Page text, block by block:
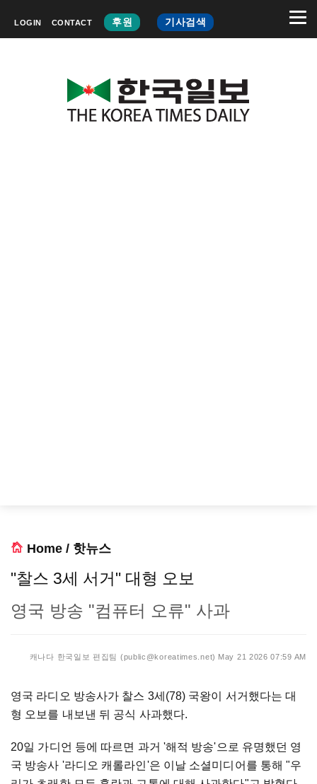
LOGIN CONTACT 후원 기사검색
Home / 핫뉴스
"찰스 3세 서거" 대형 오보
영국 방송 "컴퓨터 오류" 사과
캐나다 한국일보 편집팀 (public@koreatimes.net) May 21 2026 07:59 AM
영국 라디오 방송사가 찰스 3세(78) 국왕이 서거했다는 대
형 오보를 내보낸 뒤 공식 사과했다.
20일 가디언 등에 따르면 과거 '해적 방송'으로 유명했던 영
국 방송사 '라디오 캐롤라인'은 이날 소셜미디어를 통해 "우